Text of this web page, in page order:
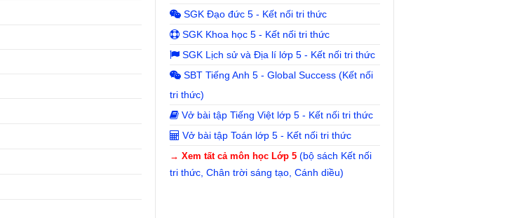
SGK Đạo đức 5 - Kết nối tri thức
SGK Khoa học 5 - Kết nối tri thức
SGK Lịch sử và Địa lí lớp 5 - Kết nối tri thức
SBT Tiếng Anh 5 - Global Success (Kết nối
tri thức)
Vở bài tập Tiếng Việt lớp 5 - Kết nối tri thức
Vở bài tập Toán lớp 5 - Kết nối tri thức
→ Xem tất cả môn học Lớp 5(bộ sách Kết nối
tri thức, Chân trời sáng tạo, Cánh diều)